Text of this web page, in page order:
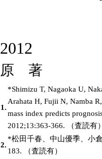
2012
原 著
1.
*Shimizu T, Nagaoka U,
Arahata H, Fujii N, Namba
mass index predicts
2012;13:363-366. （査読有）
2.
*松田千春、中山優季、小
183. （査読有）